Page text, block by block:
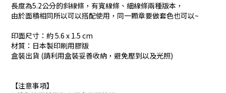
長度為5.2公分的斜線條，有寬線條、細線條兩種版本，
由於面積相同所以可以搭配使用，同一顆章要做套色也可以~
印面尺寸：約 5.6 x 1.5 cm
材質：日本製印刷用膠版
盒裝出貨 (請利用盒裝妥善收納，避免壓到以及光照)
【注意事項】